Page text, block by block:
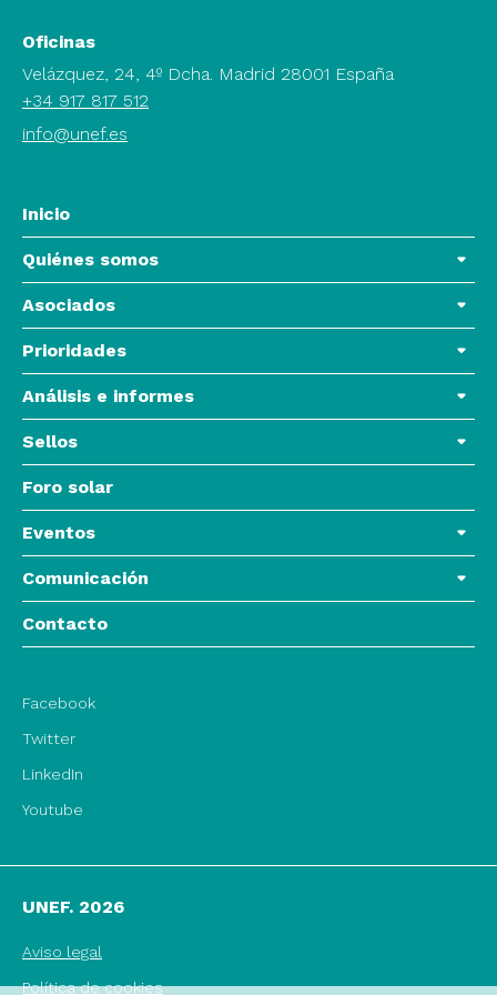
Oficinas
Velázquez, 24, 4º Dcha. Madrid 28001 España
+34 917 817 512
info@unef.es
Inicio
Quiénes somos
Asociados
Prioridades
Análisis e informes
Sellos
Foro solar
Eventos
Comunicación
Contacto
Facebook
Twitter
LinkedIn
Youtube
UNEF. 2026
Aviso legal
Política de cookies